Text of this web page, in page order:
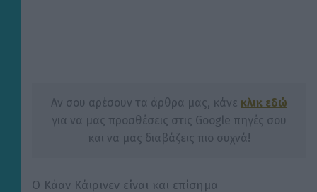
Αν σου αρέσουν τα άρθρα μας, κάνε κλικ εδώ
για να μας προσθέσεις στις Google πηγές σου
και να μας διαβάζεις πιο συχνά!
Ο Κάαν Κάιρινεν είναι και επίσημα